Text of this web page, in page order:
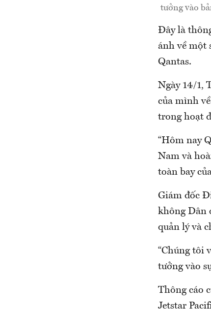
tưởng vào
Đây là
ánh về một
Qantas.
Ngày 14/1,
của mình
trong hoạt
“Hôm nay
Nam và
toàn bay
Giám đốc
không Dân
quản lý và
“Chúng tôi
tưởng vào
Thông cáo
Jetstar